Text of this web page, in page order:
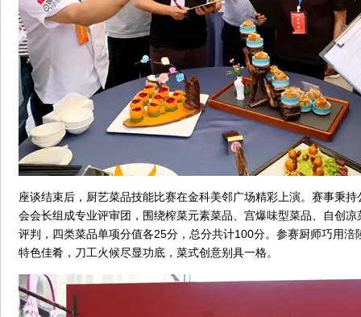
座谈结束后，厨艺菜品技能比赛在金科美邻广场精彩上演。赛事秉
会会长组成专业评审团，围绕榨菜元素菜品、宫爆味型菜品、自创
评判，四类菜品单项分值各25分，总分共计100分。参赛厨师巧用涪
特色佳肴，刀工火候尽显功底，菜式创意别具一格。